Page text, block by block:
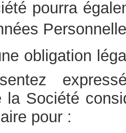
pourra
obligation
la Société
pour :